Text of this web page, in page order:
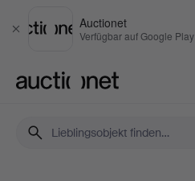
Schließen
Auctionet
Verfügbar auf Google Play